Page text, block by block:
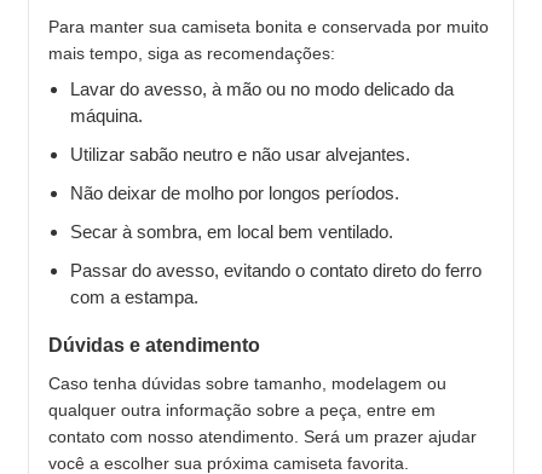
Para manter sua camiseta bonita e conservada por muito
mais tempo, siga as recomendações:
Lavar do avesso, à mão ou no modo delicado da
máquina.
Utilizar sabão neutro e não usar alvejantes.
Não deixar de molho por longos períodos.
Secar à sombra, em local bem ventilado.
Passar do avesso, evitando o contato direto do ferro
com a estampa.
Dúvidas e atendimento
Caso tenha dúvidas sobre tamanho, modelagem ou
qualquer outra informação sobre a peça, entre em
contato com nosso atendimento. Será um prazer ajudar
você a escolher sua próxima camiseta favorita.